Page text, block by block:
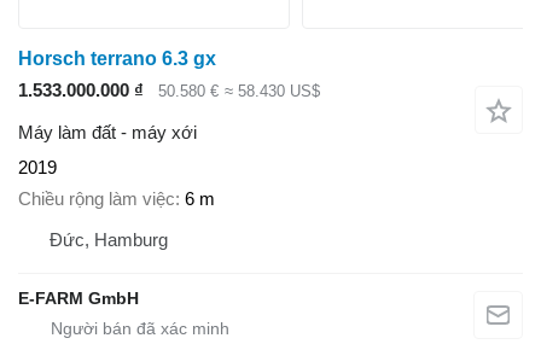
Horsch terrano 6.3 gx
1.533.000.000 ₫
50.580 € ≈ 58.430 US$
Máy làm đất - máy xới
2019
Chiều rộng làm việc 6 m
Đức, Hamburg
E-FARM GmbH